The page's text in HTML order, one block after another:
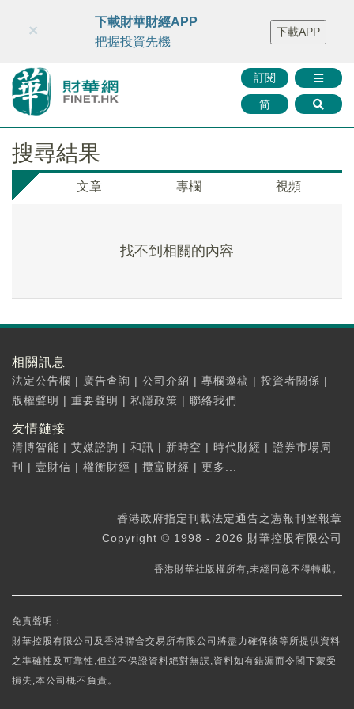
財華智庫網 FINTV FINMETA 財華證券 媒體矩陣
智庫沙龍
聯絡我們
訂閱
简
×
下載財華財經APP
把握投資先機
下載APP
搜尋結果
文章 專欄 視頻
找不到相關的內容
相關訊息
法定公告欄 | 廣告查詢 | 公司介紹 | 專欄邀稿 | 投資者關係 |
版權聲明 | 重要聲明 | 私隱政策 | 聯絡我們
友情鏈接
清博智能 | 艾媒諮詢 | 和訊 | 新時空 | 時代財經 | 證券市場周
刊
| 壹財信 | 權衡財經 | 攬富財經 | 更多...
香港政府指定刊載法定通告之憲報刊登報章
Copyright © 1998 - 2026 財華控股有限公司
香港財華社版權所有,未經同意不得轉載。
免責聲明：
財華控股有限公司及香港聯合交易所有限公司將盡力確保彼等所提供資料
之準確性及可靠性,但並不保證資料絕對無誤,資料如有錯漏而令閣下蒙受
損失,本公司概不負責。